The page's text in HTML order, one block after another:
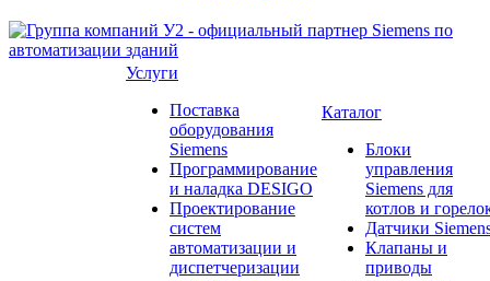
Услуги
Поставка
оборудования
Siemens
Программирование
и наладка DESIGO
Проектирование
систем
автоматизации и
диспетчеризации
Каталог
Блоки
управления
Siemens для
котлов и
Датчики
Клапаны и
приводы